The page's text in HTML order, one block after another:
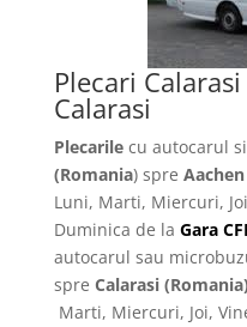
Plecari
Calarasi
Plecarilecu autocarul
(Romania) spre Aachen
Luni, Marti, Miercuri,
Duminica de la Gara
autocarul sau
spre Calarasi (Romania)
Marti, Miercuri, Joi,